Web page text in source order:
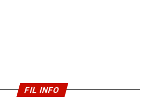
FIL INFO